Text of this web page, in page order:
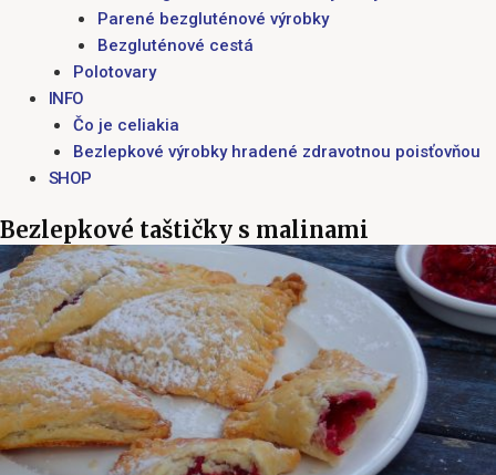
Parené bezgluténové výrobky
Bezgluténové cestá
Polotovary
INFO
Čo je celiakia
Bezlepkové výrobky hradené zdravotnou poisťovňou
SHOP
Bezlepkové taštičky s malinami